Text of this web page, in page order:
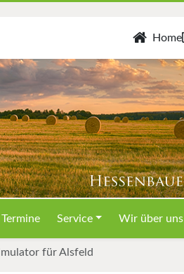
Home
Termine Service Wir über uns
für Alsfeld